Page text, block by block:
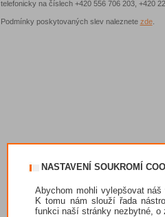
telefonicky na číslech +420 556 706 203, +420
Podmínky poskytovaných slev naleznete zde.
NASTAVENÍ SOUKROMÍ
Abychom mohli vylepšovat
K tomu nám slouží řada
funkci naší stránky nezbytné, o